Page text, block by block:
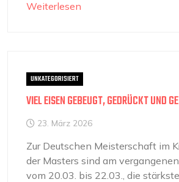
Weiterlesen
UNKATEGORISIERT
VIEL EISEN GEBEUGT, GEDRÜCKT UND
23. März 2026
Zur Deutschen Meisterschaft im
der Masters sind am
vom 20.03. bis 22.03., die